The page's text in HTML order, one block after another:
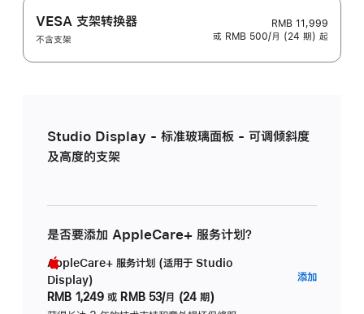
VESA 支架转换器
不含支架
RMB 11,999
或 RMB 500/月 (24 期) 起
Studio Display - 标准玻璃面板 - 可调倾斜度
及高度的支架
是否要添加 AppleCare+ 服务计划？
AppleCare+ 服务计划 (适用于 Studio
Display)
RMB 1,249 或 RMB 53/月 (24 期)
添加